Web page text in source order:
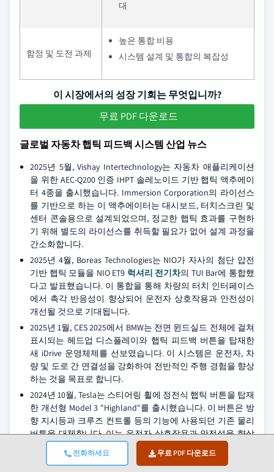
전화하세요 무료 PDF 다운로드
대
함정 및 도전 과제
높은 통합 비용
시스템 설계 및 통합의 복잡성
이 시장에서의 성장 기회는 무엇입니까?
무료 PDF 다운로드
글로벌 자동차 햅틱 피드백 시스템 산업 뉴스
2025년 5월, Vishay Intertechnology는 자동차 애플리케이션
을 위한 AEC-Q200 인증 IHPT 솔레노이드 기반 햅틱 액추에이
터 4종을 출시했습니다. Immersion Corporation의 라이선스
를 기반으로 하는 이 액추에이터는 대시보드, 터치스크린 및
센터 콘솔용으로 설계되었으며, 정교한 햅틱 효과를 구현하
기 위해 별도의 라이선스를 취득할 필요가 없어 설계 과정을
간소화합니다.
2025년 4월, Boreas Technologies는 NIO가 자사의 첨단 압전
기반 햅틱 모듈을 NIO ET9 럭셔리 전기차의 TUI Bar에 통합했
다고 발표했습니다. 이 통합을 통해 차량의 터치 인터페이스
에서 촉각 반응성이 향상되어 운전자 상호작용과 안전성이
개선될 것으로 기대됩니다.
2025년 1월, CES 2025에서 BMW는 전면 윈드실드 전체에 걸쳐
표시되는 헤드업 디스플레이와 햅틱 피드백 버튼을 탑재한
새 iDrive 운영체제를 선보였습니다. 이 시스템은 운전자, 차
량 및 도로 간 연결성을 강화하여 전반적인 주행 경험을 향상
하는 것을 목표로 합니다.
2024년 10월, Tesla는 스티어링 휠에 정전식 햅틱 버튼을 탑재
한 개선형 Model 3 "Highland"를 출시했습니다. 이 버튼은 방
향 지시등과 크루즈 컨트롤 등의 기능에 사용되던 기존 물리
버튼을 대체합니다. 이는 운전자 상호작용과 안전성을 향상
하기 위해 차량 실내에 솔리드 스테이트 햅틱 피드백 제어 장
치를 도입하는 추세가 확대되고 있음을 보여줍니다.